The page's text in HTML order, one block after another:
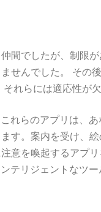
間でしたが、制限
せんでした。 その
れらには適応性が欠
れらのアプリは、
す。案内を受け、
意を喚起するアプ
テリジェントなツ